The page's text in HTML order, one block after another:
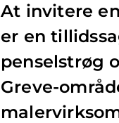
At invitere
er en
penselstrøg
Greve-